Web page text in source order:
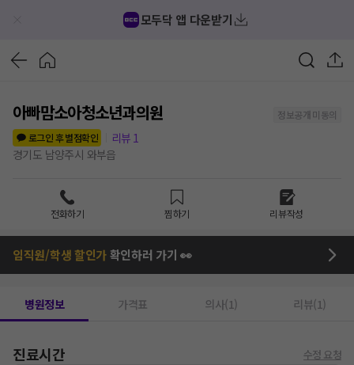
모두닥 앱 다운받기
아빠맘소아청소년과의원
정보공개 미동의
로그인 후 별점확인
리뷰 1
경기도 남양주시 와부읍
전화하기 찜하기 리뷰작성
임직원/학생 할인가확인하러 가기 👀
병원정보 가격표 의사(1) 리뷰(1)
진료시간 수정 요청